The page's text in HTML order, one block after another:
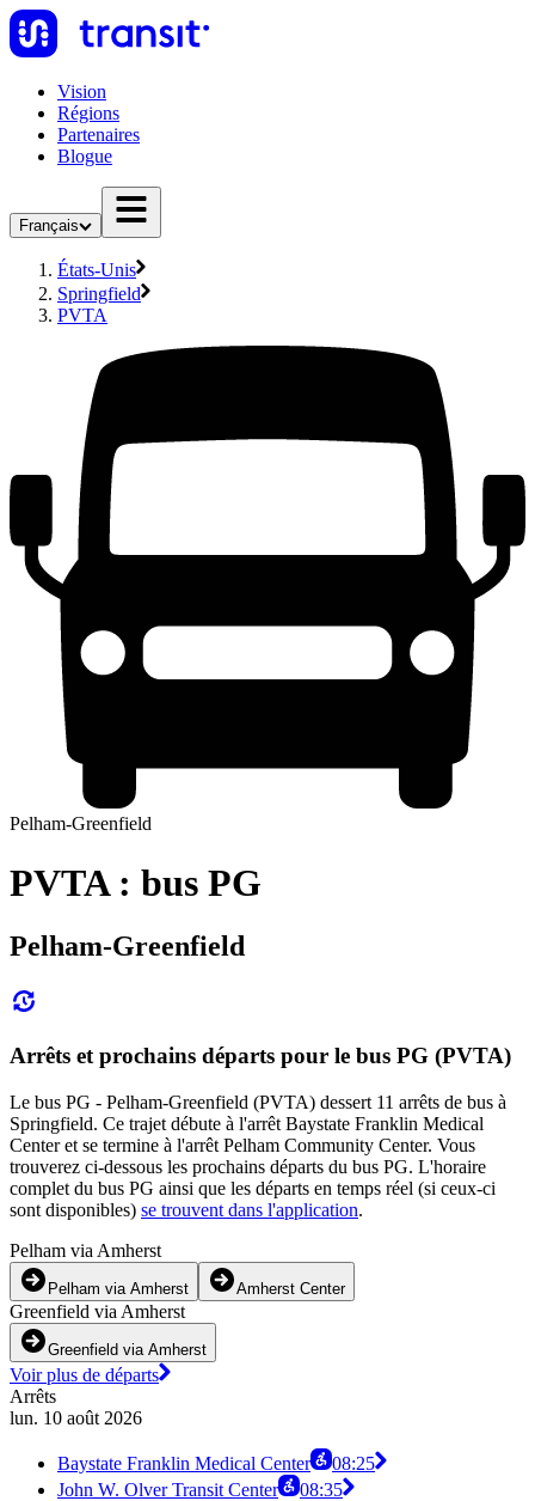
Vision
Régions
Partenaires
Blogue
Français
États-Unis
Springfield
PVTA
Pelham-Greenfield
PVTA : bus PG
Pelham-Greenfield
Arrêts et prochains départs pour le bus PG (PVTA)
Le bus PG - Pelham-Greenfield (PVTA) dessert 11 arrêts de bus à
Springfield. Ce trajet débute à l'arrêt Baystate Franklin Medical
Center et se termine à l'arrêt Pelham Community Center. Vous
trouverez ci-dessous les prochains départs du bus PG. L'horaire
complet du bus PG ainsi que les départs en temps réel (si ceux-ci
sont disponibles) se trouvent dans l'application.
Pelham via Amherst
Pelham via Amherst Amherst Center
Greenfield via Amherst
Greenfield via Amherst
Voir plus de départs
Arrêts
lun. 10 août 2026
Baystate Franklin Medical Center
08:25
John W. Olver Transit Center
08:35